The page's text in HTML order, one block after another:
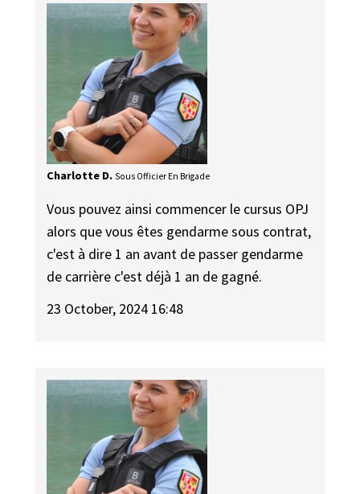
Charlotte D. Sous Officier En Brigade
Vous pouvez ainsi commencer le cursus OPJ
alors que vous êtes gendarme sous contrat,
c'est à dire 1 an avant de passer gendarme
de carrière c'est déjà 1 an de gagné.
23 October, 2024 16:48